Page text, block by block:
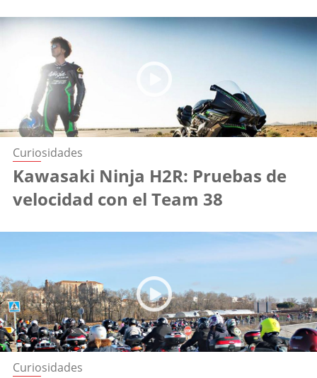
Curiosidades
Kawasaki Ninja H2R: Pruebas de
velocidad con el Team 38
Curiosidades